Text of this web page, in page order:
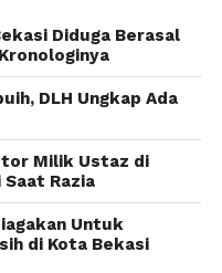
akan ada tamu lain.
tapi tidak
sebilah pisau
Diduga Berasal
DLH Ungkap Ada
Milik Ustaz di
Razia
Untuk
di Kota Bekasi